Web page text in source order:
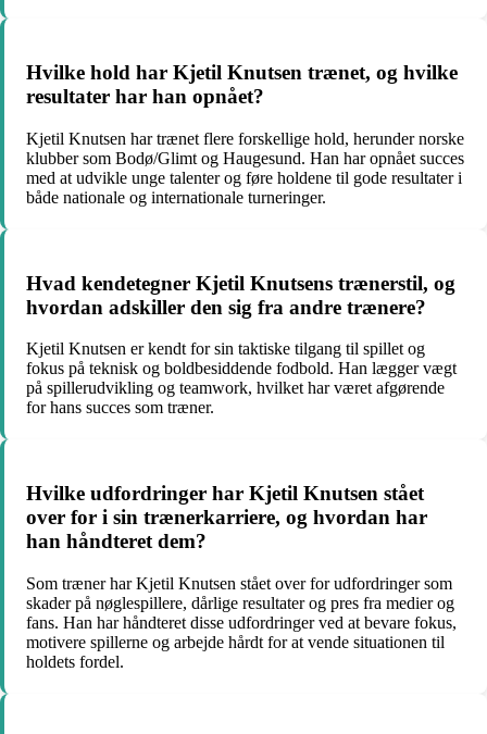
Hvilke hold har Kjetil Knutsen trænet, og hvilke
resultater har han opnået?
Kjetil Knutsen har trænet flere forskellige hold, herunder norske
klubber som Bodø/Glimt og Haugesund. Han har opnået succes
med at udvikle unge talenter og føre holdene til gode resultater i
både nationale og internationale turneringer.
Hvad kendetegner Kjetil Knutsens trænerstil, og
hvordan adskiller den sig fra andre trænere?
Kjetil Knutsen er kendt for sin taktiske tilgang til spillet og
fokus på teknisk og boldbesiddende fodbold. Han lægger vægt
på spillerudvikling og teamwork, hvilket har været afgørende
for hans succes som træner.
Hvilke udfordringer har Kjetil Knutsen stået
over for i sin trænerkarriere, og hvordan har
han håndteret dem?
Som træner har Kjetil Knutsen stået over for udfordringer som
skader på nøglespillere, dårlige resultater og pres fra medier og
fans. Han har håndteret disse udfordringer ved at bevare fokus,
motivere spillerne og arbejde hårdt for at vende situationen til
holdets fordel.